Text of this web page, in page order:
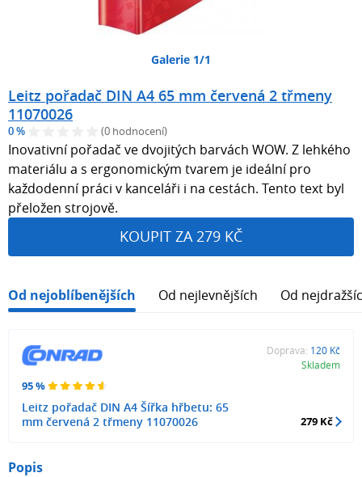
Galerie 1/1
Leitz pořadač DIN A4 65 mm červená 2 třmeny
11070026
0 % (0 hodnocení)
Inovativní pořadač ve dvojitých barvách WOW. Z lehkého
materiálu a s ergonomickým tvarem je ideální pro
každodenní práci v kanceláři i na cestách. Tento text byl
přeložen strojově.
KOUPIT ZA 279 KČ
Od nejoblíbenějších Od nejlevnějších Od
95 %
Leitz pořadač DIN A4 Šířka hřbetu: 65
mm červená 2 třmeny 11070026
Doprava: 120 Kč
Skladem
279 Kč
Popis